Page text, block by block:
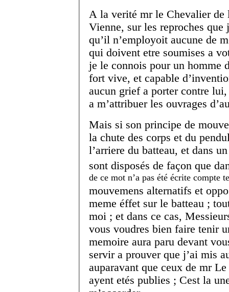
A la verité mr le Chevalier de
Vienne, sur les reproches que
qu’il n’employoit aucune de
qui doivent etre soumises a
je le connois pour un homme
fort vive, et capable
aucun grief a porter contre
a m’attribuer les ouvrages
Mais si son principe de
la chute des corps et du
l’arriere du batteau, et dans
sont disposés de façon que
de ce mot n’a pas été écrite compte
mouvemens alternatifs et
meme éffet sur le batteau ;
moi ; et dans ce cas,
vous voudres bien faire tenir
memoire aura paru devant
servir a prouver que j’ai mis
auparavant que ceux de mr
ayent etés publies ; Cest la